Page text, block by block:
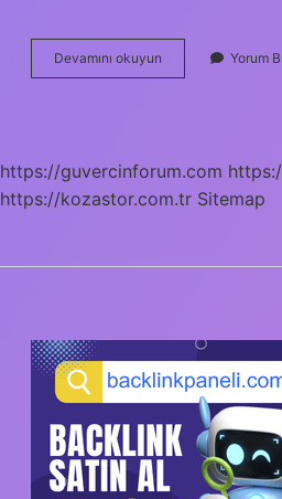
Devamını okuyun İLlüstrasyon
Nedir
Yorum
https://guvercinforum.com
https://kozastor.com.tr Sitemap
SIDEBAR